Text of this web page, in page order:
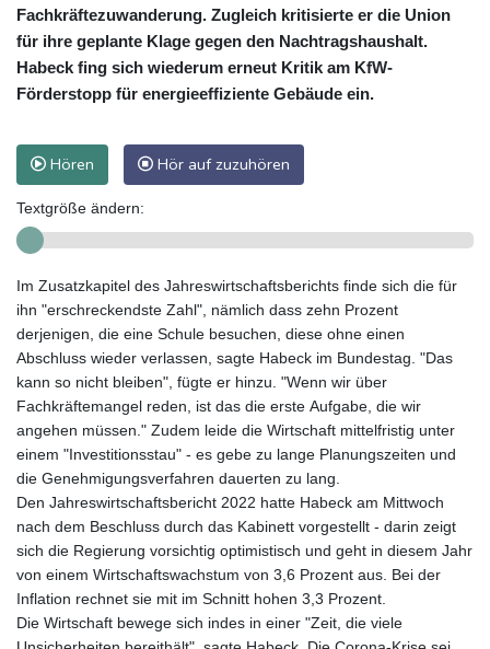
Fachkräftezuwanderung. Zugleich kritisierte er die Union
für ihre geplante Klage gegen den Nachtragshaushalt.
Habeck fing sich wiederum erneut Kritik am KfW-
Förderstopp für energieeffiziente Gebäude ein.
Hören Hör auf zuzuhören
Textgröße ändern:
Im Zusatzkapitel des Jahreswirtschaftsberichts finde sich die für
ihn "erschreckendste Zahl", nämlich dass zehn Prozent
derjenigen, die eine Schule besuchen, diese ohne einen
Abschluss wieder verlassen, sagte Habeck im Bundestag. "Das
kann so nicht bleiben", fügte er hinzu. "Wenn wir über
Fachkräftemangel reden, ist das die erste Aufgabe, die wir
angehen müssen." Zudem leide die Wirtschaft mittelfristig unter
einem "Investitionsstau" - es gebe zu lange Planungszeiten und
die Genehmigungsverfahren dauerten zu lang.
Den Jahreswirtschaftsbericht 2022 hatte Habeck am Mittwoch
nach dem Beschluss durch das Kabinett vorgestellt - darin zeigt
sich die Regierung vorsichtig optimistisch und geht in diesem Jahr
von einem Wirtschaftswachstum von 3,6 Prozent aus. Bei der
Inflation rechnet sie mit im Schnitt hohen 3,3 Prozent.
Die Wirtschaft bewege sich indes in einer "Zeit, die viele